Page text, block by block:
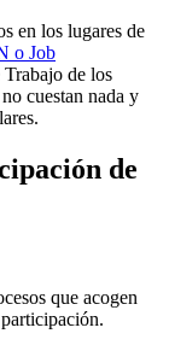
en los lugares de
o Job
de los
cuestan nada y
de
que acogen